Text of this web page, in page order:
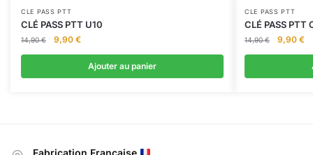
CLE PASS PTT
CLÉ PASS PTT U10
14,90€
Le
était :
9,90 €Le
actuel
est :
Ajouter au panier
CLE PASS PTT
CLÉ PASS PTT
14,90€
Le
était :
9,90 €Le
Fabrication Française